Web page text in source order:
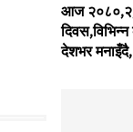
आज
देशभर